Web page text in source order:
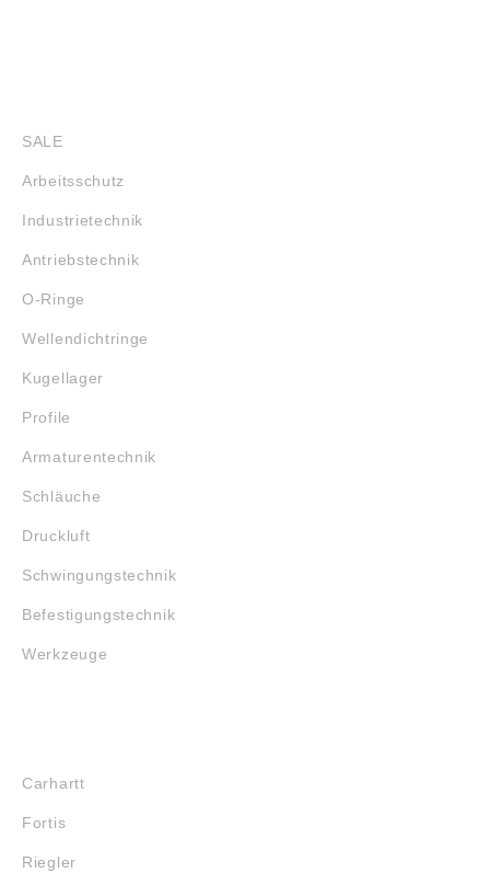
SALE
Arbeitsschutz
Industrietechnik
Antriebstechnik
O-Ringe
Wellendichtringe
Kugellager
Profile
Armaturentechnik
Schläuche
Druckluft
Schwingungstechnik
Befestigungstechnik
Werkzeuge
Carhartt
Fortis
Riegler